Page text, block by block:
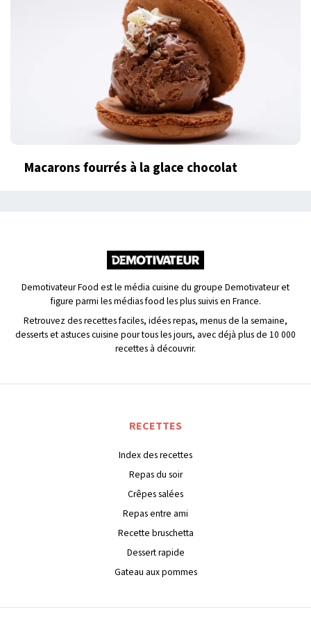
Macarons fourrés à la glace chocolat
Demotivateur Food est le média cuisine du groupe Demotivateur et
figure parmi les médias food les plus suivis en France.
Retrouvez des recettes faciles, idées repas, menus de la semaine,
desserts et astuces cuisine pour tous les jours, avec déjà plus de 10 000
recettes à découvrir.
RECETTES
Index des recettes
Repas du soir
Crêpes salées
Repas entre ami
Recette bruschetta
Dessert rapide
Gateau aux pommes